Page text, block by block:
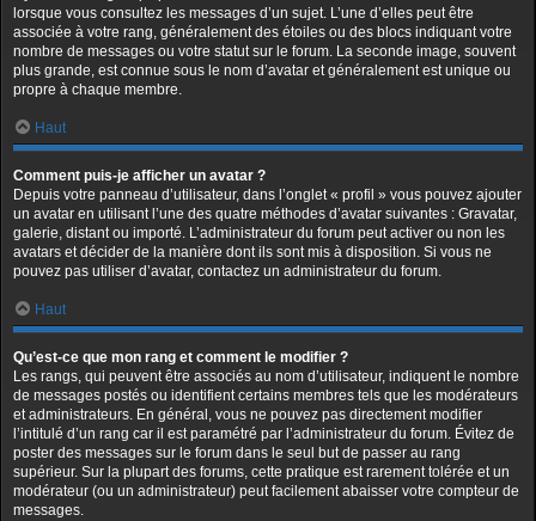
lorsque vous consultez les messages d’un sujet. L’une d’elles peut être
associée à votre rang, généralement des étoiles ou des blocs indiquant votre
nombre de messages ou votre statut sur le forum. La seconde image, souvent
plus grande, est connue sous le nom d’avatar et généralement est unique ou
propre à chaque membre.
Haut
Comment puis-je afficher un avatar ?
Depuis votre panneau d’utilisateur, dans l’onglet « profil » vous pouvez ajouter
un avatar en utilisant l’une des quatre méthodes d’avatar suivantes : Gravatar,
galerie, distant ou importé. L’administrateur du forum peut activer ou non les
avatars et décider de la manière dont ils sont mis à disposition. Si vous ne
pouvez pas utiliser d’avatar, contactez un administrateur du forum.
Haut
Qu’est-ce que mon rang et comment le modifier ?
Les rangs, qui peuvent être associés au nom d’utilisateur, indiquent le nombre
de messages postés ou identifient certains membres tels que les modérateurs
et administrateurs. En général, vous ne pouvez pas directement modifier
l’intitulé d’un rang car il est paramétré par l’administrateur du forum. Évitez de
poster des messages sur le forum dans le seul but de passer au rang
supérieur. Sur la plupart des forums, cette pratique est rarement tolérée et un
modérateur (ou un administrateur) peut facilement abaisser votre compteur de
messages.